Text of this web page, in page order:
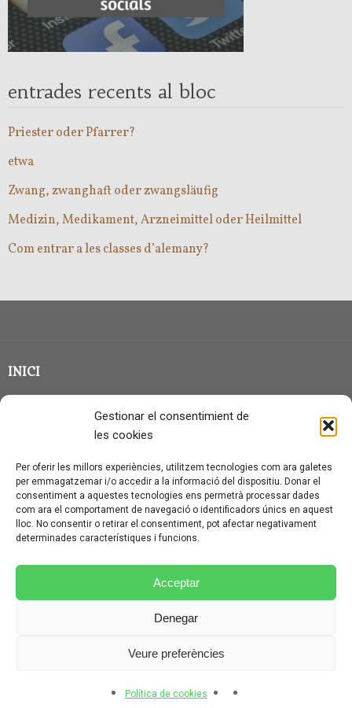
Gestionar el consentimient de
les cookies
Per oferir les millors experiències, utilitzem tecnologies com ara galetes
per emmagatzemar i/o accedir a la informació del dispositiu. Donar el
consentiment a aquestes tecnologies ens permetrà processar dades
com ara el comportament de navegació o identificadors únics en aquest
lloc. No consentir o retirar el consentiment, pot afectar negativament
determinades característiques i funcions.
Acceptar
Denegar
Veure preferències
Política de cookies
entrades recents al bloc
Priester oder Pfarrer?
etwa
Zwang, zwanghaft oder zwangsläufig
Medizin, Medikament, Arzneimittel oder Heilmittel
Com entrar a les classes d’alemany?
INICI
CLASSE EN GRUP
QUI SOC?
CONTACTE
AVÍS LEGAL I PROTECCIÓ DE DADES
POLÍTICA DE COOKIES (UE)
CONDICIONS PARTICULARS D’ÚS I CONTRACTACIÓ
POLÍTICA DE PRIVACITAT
ILLUSTRIOUS